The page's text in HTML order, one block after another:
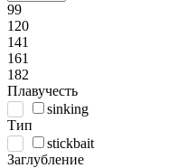
99
120
141
161
182
Плавучесть
sinking
Тип
stickbait
Заглубление